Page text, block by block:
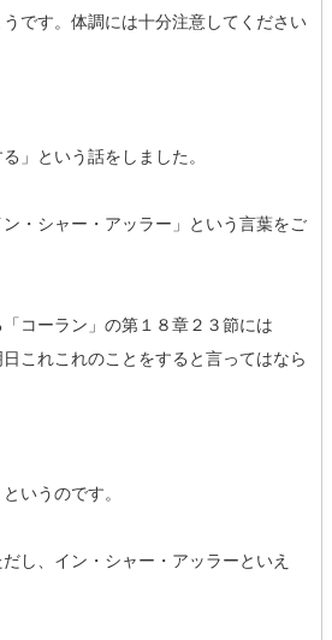
です。体調には十分注意してください
」という話をしました。
・シャー・アッラー」という言葉をご
コーラン」の第１８章２３節には
日これこれのことをすると言ってはなら
いうのです。
し、イン・シャー・アッラーといえ